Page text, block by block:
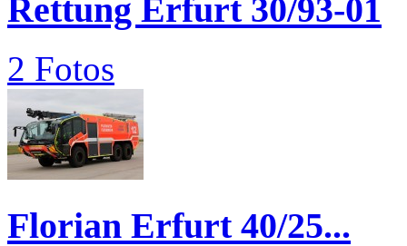
Rettung Erfurt 30/93-01
2 Fotos
Florian Erfurt 40/25...